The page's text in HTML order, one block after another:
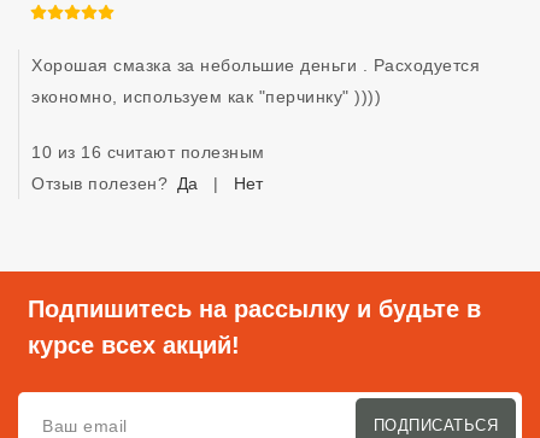
5 из 5
Хорошая смазка за небольшие деньги . Расходуется
экономно, используем как "перчинку" ))))
10 из 16 считают полезным
Отзыв полезен? Да | Нет
Подпишитесь на рассылку и будьте в
курсе всех акций!
ПОДПИСАТЬСЯ